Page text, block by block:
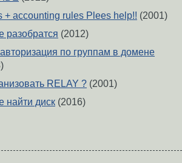
+ accounting rules Plees help!! (2001)
разобратся (2012)
по группам в домене
RELAY ? (2001)
найти диск (2016)